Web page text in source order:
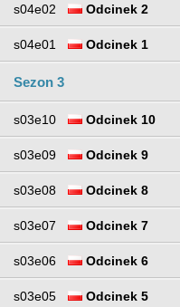
s04e02 Odcinek 2
s04e01 Odcinek 1
Sezon 3
s03e10 Odcinek 10
s03e09 Odcinek 9
s03e08 Odcinek 8
s03e07 Odcinek 7
s03e06 Odcinek 6
s03e05 Odcinek 5